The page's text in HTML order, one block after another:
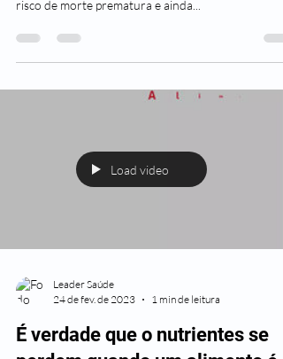
Dietas ricas em frutas e vegetais fazem parte de um
estilo de vida saudável, estão associadas a um
Leader Saúde
24 de fev. de 2023
1 min de leitura